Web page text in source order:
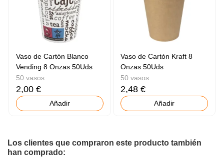
Vaso de Cartón Blanco
Vending 8 Onzas 50Uds
50 vasos
2,00 €
Añadir
Vaso de Cartón Kraft 8
Onzas 50Uds
50 vasos
2,48 €
Añadir
Los clientes que compraron este producto también
han comprado: